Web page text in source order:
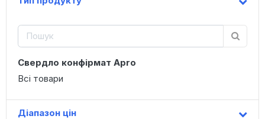
Свердло конфірмат Apro
Всі товари
Діапазон цін